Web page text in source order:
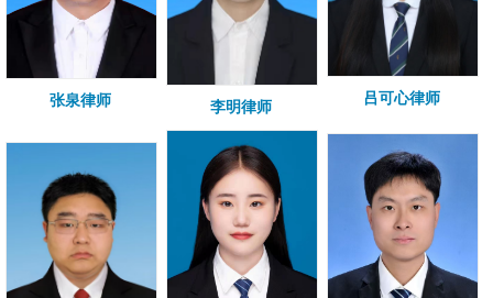
张泉律师 李明律师
吕可心律师